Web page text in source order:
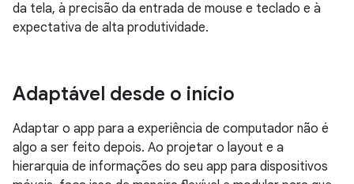
da tela, à precisão da entrada de mouse e teclado e à
expectativa de alta produtividade.
Adaptável desde o início
Adaptar o app para a experiência de computador não é
algo a ser feito depois. Ao projetar o layout e a
hierarquia de informações do seu app para dispositivos